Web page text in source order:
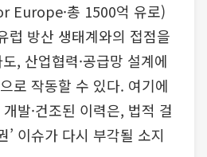
Europe·총 1500억 유로)
럽 방산 생태계와의 접점을
, 산업협력·공급망 설계에
로 작동할 수 있다. 여기에
발·건조된 이력은, 법적 걸
이슈가 다시 부각될 소지